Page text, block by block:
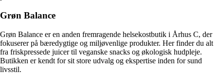
Grøn Balance
Grøn Balance er en anden fremragende helsekostbutik i Århus C, der
fokuserer på bæredygtige og miljøvenlige produkter. Her finder du alt
fra friskpressede juicer til veganske snacks og økologisk hudpleje.
Butikken er kendt for sit store udvalg og ekspertise inden for sund
livsstil.